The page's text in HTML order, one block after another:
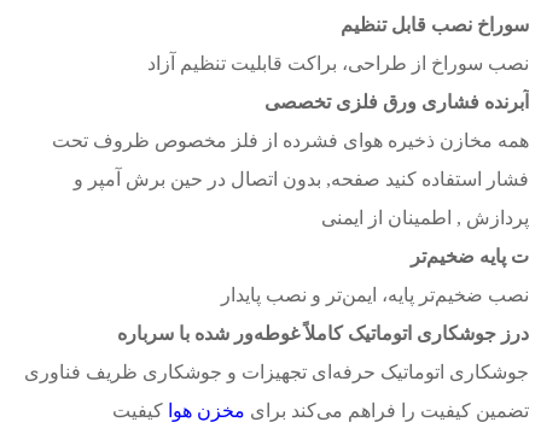
سوراخ نصب قابل تنظیم
نصب سوراخ از طراحی، براکت قابلیت تنظیم آزاد
آبرنده فشاری ورق فلزی تخصصی
همه مخازن ذخیره هوای فشرده از فلز مخصوص ظروف تحت
فشار استفاده کنید صفحه, بدون اتصال در حین برش آمپر و
پردازش , اطمینان از ایمنی
ت پایه ضخیم‌تر
نصب ضخیم‌تر پایه، ایمن‌تر و نصب پایدار
درز جوشکاری اتوماتیک کاملاً غوطه‌ور شده با سرباره
جوشکاری اتوماتیک حرفه‌ای تجهیزات و جوشکاری ظریف فناوری
تضمین کیفیت را فراهم می‌کند برای مخزن هوا کیفیت